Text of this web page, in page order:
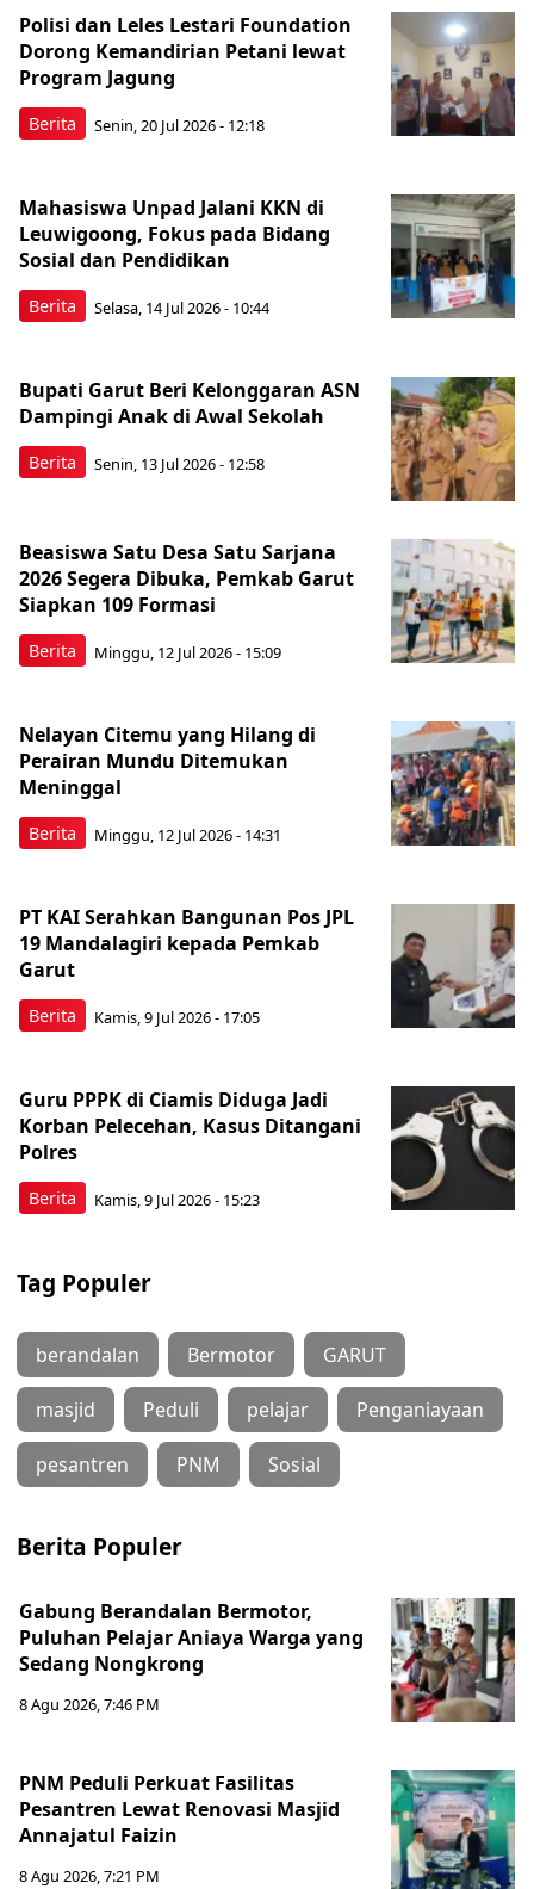
Berita
Polisi dan Leles Lestari Foundation
Dorong Kemandirian Petani lewat
Program Jagung
Senin, 20 Jul 2026 - 12:18
Berita
Mahasiswa Unpad Jalani KKN di
Leuwigoong, Fokus pada Bidang
Sosial dan Pendidikan
Selasa, 14 Jul 2026 - 10:44
Berita
Bupati Garut Beri Kelonggaran ASN
Dampingi Anak di Awal Sekolah
Senin, 13 Jul 2026 - 12:58
Berita
Beasiswa Satu Desa Satu Sarjana
2026 Segera Dibuka, Pemkab Garut
Siapkan 109 Formasi
Minggu, 12 Jul 2026 - 15:09
Berita
Nelayan Citemu yang Hilang di
Perairan Mundu Ditemukan
Meninggal
Minggu, 12 Jul 2026 - 14:31
Berita
PT KAI Serahkan Bangunan Pos JPL
19 Mandalagiri kepada Pemkab
Garut
Kamis, 9 Jul 2026 - 17:05
Berita
Guru PPPK di Ciamis Diduga Jadi
Korban Pelecehan, Kasus Ditangani
Polres
Kamis, 9 Jul 2026 - 15:23
Tag Populer
berandalan Bermotor GARUT
masjid Peduli pelajar Penganiayaan
pesantren PNM Sosial
Berita Populer
Gabung Berandalan Bermotor,
Puluhan Pelajar Aniaya Warga yang
Sedang Nongkrong
8 Agu 2026, 7:46 PM
PNM Peduli Perkuat Fasilitas
Pesantren Lewat Renovasi Masjid
Annajatul Faizin
8 Agu 2026, 7:21 PM